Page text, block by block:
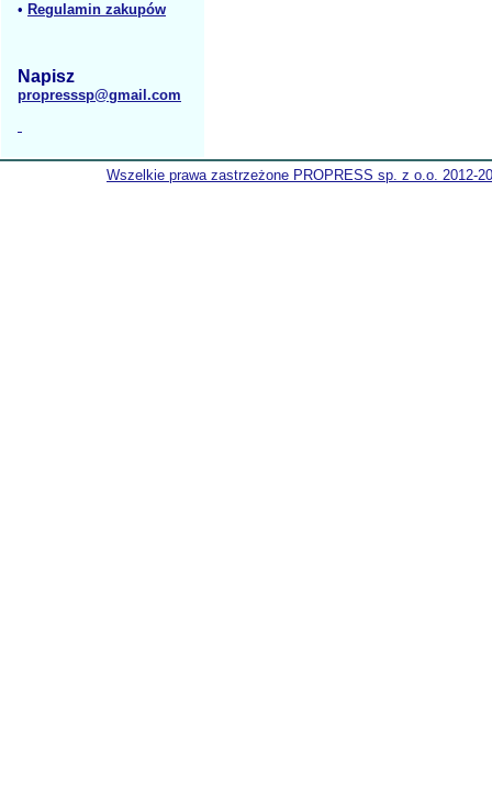
• Regulamin zakupów
Napisz
propresssp@gmail.com
Wszelkie prawa zastrzeżone PROPRESS sp. z o.o. 2012-